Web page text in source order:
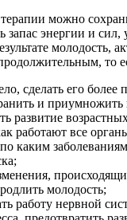
можно
запас энергии и сил,
молодость,
то
сделать его более
и приумножить
развитие
работают все
каким
молодость;
работу нервной